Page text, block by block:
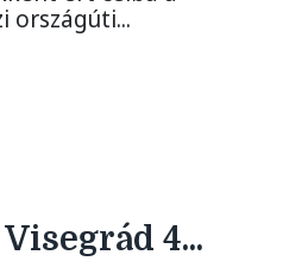
országúti...
4...